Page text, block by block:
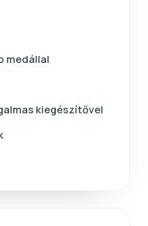
medállal
kiegészítővel